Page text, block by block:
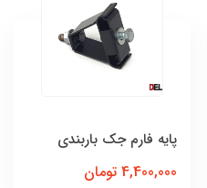
پایه فارم جک باربندی
4,400,000 تومان